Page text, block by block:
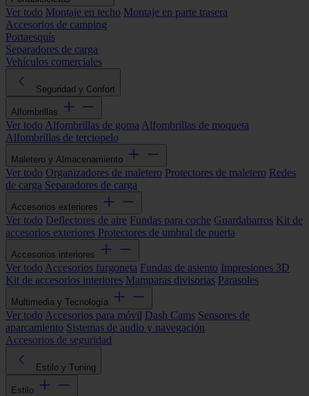
Ver todo Montaje en techo Montaje en parte trasera
Accesorios de camping
Portaesquís
Separadores de carga
Vehículos comerciales
Seguridad y Confort
Alfombrillas
Ver todo Alfombrillas de goma Alfombrillas de moqueta
Alfombrillas de terciopelo
Maletero y Almacenamiento
Ver todo Organizadores de maletero Protectores de maletero Redes
de carga Separadores de carga
Accesorios exteriores
Ver todo Deflectores de aire Fundas para coche Guardabarros Kit de
accesorios exteriores Protectores de umbral de puerta
Accesorios interiores
Ver todo Accesorios furgoneta Fundas de asiento Impresiones 3D
Kit de accesorios interiores Mamparas divisorias Parasoles
Multimedia y Tecnología
Ver todo Accesorios para móvil Dash Cams Sensores de
aparcamiento Sistemas de audio y navegación
Accesorios de seguridad
Estilo y Tuning
Estilo